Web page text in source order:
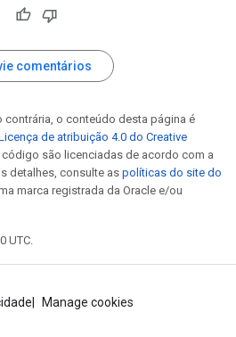
comentários
contrária, o conteúdo desta página é
de atribuição 4.0 do Creative
código são licenciadas de acordo com a
detalhes, consulte as políticas do site do
marca registrada da Oracle e/ou
UTC.
Manage cookies